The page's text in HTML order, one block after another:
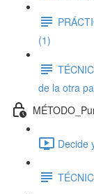
(1)
de la otra
Decide